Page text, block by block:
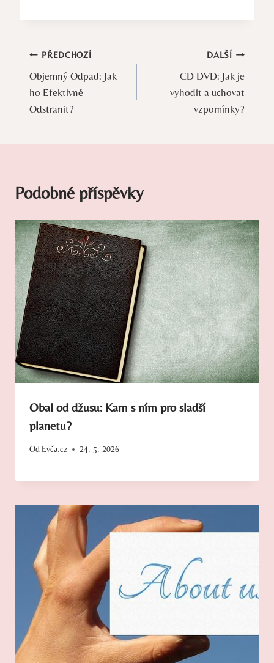
Navigace
pro
příspěvek
PŘEDCHOZÍ
Objemný Odpad: Jak
ho Efektivně
Odstranit?
DALŠÍ
CD DVD: Jak je
vyhodit a uchovat
vzpomínky?
Podobné příspěvky
Obal od džusu: Kam s ním pro sladší
planetu?
Od Evča.cz 24. 5. 2026